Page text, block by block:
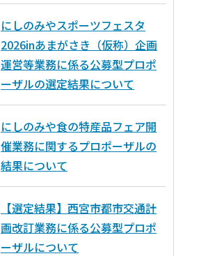
にしのみやスポーツフェスタ
2026inあまがさき（仮称）企画
運営等業務に係る公募型プロポ
ーザルの選定結果について
にしのみや食の特産品フェア開
催業務に関するプロポーザルの
結果について
【選定結果】西宮市都市交通計
画改訂業務に係る公募型プロポ
ーザルについて